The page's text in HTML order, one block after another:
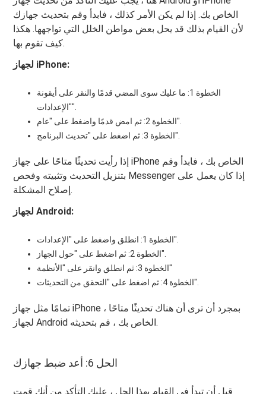
الخاص بك. إذا لم يكن الأمر كذلك ، فابدأ وقم بتحديث جهازك
لأن القيام بذلك قد يحل بعض مواطن الخلل التي تواجهها. هكذا
كيف تقوم بها.
لجهاز iPhone:
الخطوة 1: ما عليك سوى المضي قدمًا والنقر على أيقونة
"الإعدادات".
الخطوة 2: ثم امض قدمًا واضغط على "عام".
الخطوة 3: ثم اضغط على "تحديث البرنامج".
إذا رأيت تحديثًا متاحًا على جهاز iPhone الخاص بك ، فابدأ وقم
بتنزيل التحديث وتثبيته وفحص Messenger إذا كان يعمل على
إصلاح المشكلة.
لجهاز Android:
الخطوة 1: انطلق واضغط على "الإعدادات".
الخطوة 2: ثم اضغط على "حول الجهاز".
الخطوة 3: ثم انطلق وانقر على "الأنظمة"
الخطوة 4: ثم اضغط على "التحقق من التحديثات".
تمامًا مثل جهاز iPhone ، بمجرد أن ترى أن هناك تحديثًا متاحًا
لجهاز Android الخاص بك ، قم بتحديثه.
الحل 6: أعد ضبط جهازك
قبل أن تبدأ في القيام بهذا الحل ، عليك التأكد من أنك قمت